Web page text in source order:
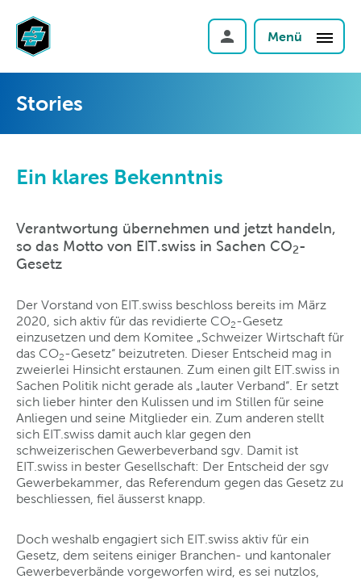
Menü
Stories
Ein klares Bekenntnis
Verantwortung übernehmen und jetzt handeln,
so das Motto von EIT.swiss in Sachen CO2-
Gesetz
Der Vorstand von EIT.swiss beschloss bereits im März
2020, sich aktiv für das revidierte CO2-Gesetz
einzusetzen und dem Komitee „Schweizer Wirtschaft für
das CO2-Gesetz“ beizutreten. Dieser Entscheid mag in
zweierlei Hinsicht erstaunen. Zum einen gilt EIT.swiss in
Sachen Politik nicht gerade als „lauter Verband“. Er setzt
sich lieber hinter den Kulissen und im Stillen für seine
Anliegen und seine Mitglieder ein. Zum anderen stellt
sich EIT.swiss damit auch klar gegen den
schweizerischen Gewerbeverband sgv. Damit ist
EIT.swiss in bester Gesellschaft: Der Entscheid der sgv
Gewerbekammer, das Referendum gegen das Gesetz zu
beschliessen, fiel äusserst knapp.
Doch weshalb engagiert sich EIT.swiss aktiv für ein
Gesetz, dem seitens einiger Branchen- und kantonaler
Gewerbeverbände vorgeworfen wird, es sei nutzlos,